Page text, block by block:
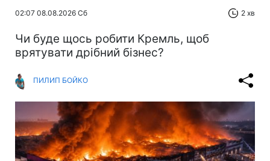
02:07 08.08.2026 Сб 2 хв
Чи буде щось робити Кремль, щоб
врятувати дрібний бізнес?
ПИЛИП БОЙКО